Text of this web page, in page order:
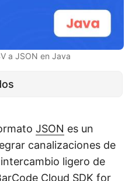
a JSON en Java
JSON es un
canalizaciones de
ligero de
Cloud SDK for